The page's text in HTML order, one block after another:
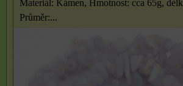
Materiál: Kámen, Hmotnost: cca 65g,
Průměr:...